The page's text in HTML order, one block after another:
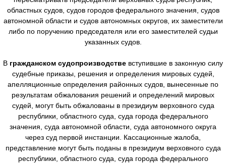
областных судов, судов городов федерального значения, судов
автономной области и судов автономных округов, их заместители
либо по поручению председателя или его заместителей судьи
указанных судов.
В гражданском судопроизводстве вступившие в законную силу
судебные приказы, решения и определения мировых судей,
апелляционные определения районных судов, вынесенные по
результатам обжалования решений и определений мировых
судей, могут быть обжалованы в президиум верховного суда
республики, областного суда, суда города федерального
значения, суда автономной области, суда автономного округа
через суд первой инстанции. Кассационные жалоба,
представление могут быть поданы в президиум верховного суда
республики, областного суда, суда города федерального